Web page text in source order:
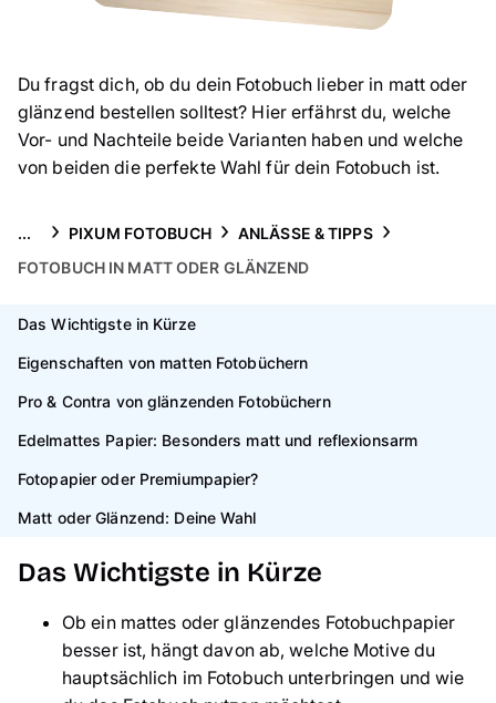
Anlässe
Service
Du fragst dich, ob du dein Fotobuch lieber in matt oder
glänzend bestellen solltest? Hier erfährst du, welche
Vor- und Nachteile beide Varianten haben und welche
von beiden die perfekte Wahl für dein Fotobuch ist.
... PIXUM FOTOBUCH
ANLÄSSE & TIPPS
FOTOBUCH IN MATT ODER GLÄNZEND
Das Wichtigste in Kürze
Eigenschaften von matten Fotobüchern
Pro & Contra von glänzenden Fotobüchern
Edelmattes Papier: Besonders matt und reflexionsarm
Fotopapier oder Premiumpapier?
Matt oder Glänzend: Deine Wahl
Das Wichtigste in Kürze
Ob ein mattes oder glänzendes Fotobuchpapier
besser ist, hängt davon ab, welche Motive du
hauptsächlich im Fotobuch unterbringen und wie